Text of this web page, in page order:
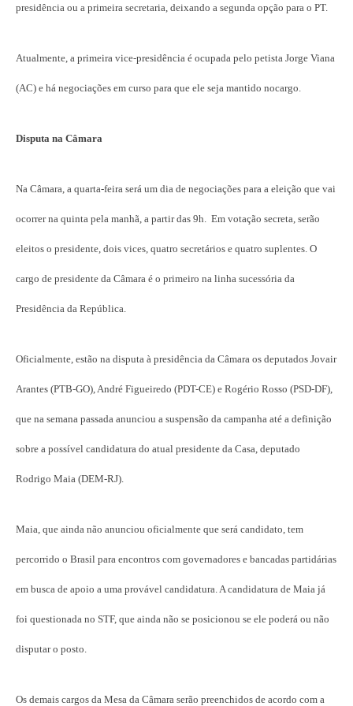
presidência ou a primeira secretaria, deixando a segunda opção para o PT.
Atualmente, a primeira vice-presidência é ocupada pelo petista Jorge Viana
(AC) e há negociações em curso para que ele seja mantido nocargo.
Disputa na Câmara
Na Câmara, a quarta-feira será um dia de negociações para a eleição que vai
ocorrer na quinta pela manhã, a partir das 9h. Em votação secreta, serão
eleitos o presidente, dois vices, quatro secretários e quatro suplentes. O
cargo de presidente da Câmara é o primeiro na linha sucessória da
Presidência da República.
Oficialmente, estão na disputa à presidência da Câmara os deputados Jovair
Arantes (PTB-GO), André Figueiredo (PDT-CE) e Rogério Rosso (PSD-DF),
que na semana passada anunciou a suspensão da campanha até a definição
sobre a possível candidatura do atual presidente da Casa, deputado
Rodrigo Maia (DEM-RJ).
Maia, que ainda não anunciou oficialmente que será candidato, tem
percorrido o Brasil para encontros com governadores e bancadas partidárias
em busca de apoio a uma provável candidatura. A candidatura de Maia já
foi questionada no STF, que ainda não se posicionou se ele poderá ou não
disputar o posto.
Os demais cargos da Mesa da Câmara serão preenchidos de acordo com a